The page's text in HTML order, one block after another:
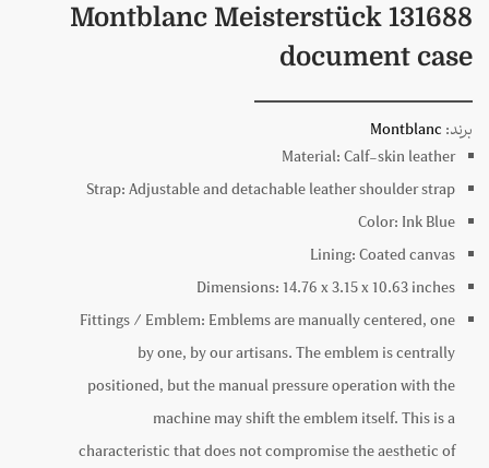
Montblanc Meisterstück 131688
document case
برند: Montblanc
Material:Calf-skin leather
Strap:Adjustable and detachable leather shoulder strap
Color: Ink Blue
Lining:Coated canvas
Dimensions:14.76 x3.15 x10.63inches
Fittings / Emblem: Emblems are manually centered, one
by one, by our artisans. The emblem is centrally
positioned, but the manual pressure operation with the
machine may shift the emblem itself. This is a
characteristic that does not compromise the aesthetic of